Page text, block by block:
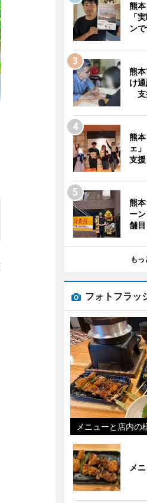
熊
「
ン
熊
け
支
熊
ェ
支
熊
ー
舗目
もっ
フォトフラッ
メニューと店内の
メ